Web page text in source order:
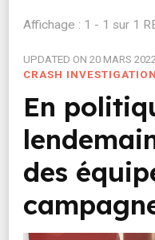
Affichage : 1 - 1 sur 1
UPDATED ON 20 MARS 2022
CRASH INVESTIGATION
En
des